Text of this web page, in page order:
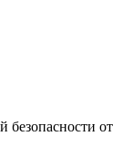
безопасности от